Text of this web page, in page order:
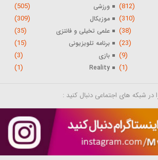
(812) ورزشی (505)
(310) موزیکال (309)
(38) علمی تخیلی و فانتزی (35)
(23) برنامه تلویزیونی (15)
(9) بازی (3)
(1)
Reality
(1)
در شبکه های اجتماعی دنبال کنید :